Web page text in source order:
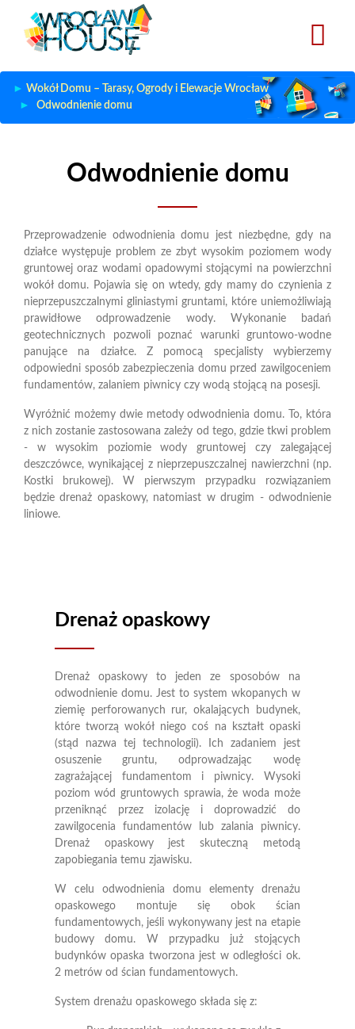
Wokół Domu – Tarasy, Ogrody i Elewacje Wrocław
Odwodnienie domu
Odwodnienie domu
Przeprowadzenie odwodnienia domu jest niezbędne, gdy na
działce występuje problem ze zbyt wysokim poziomem wody
gruntowej oraz wodami opadowymi stojącymi na powierzchni
wokół domu. Pojawia się on wtedy, gdy mamy do czynienia z
nieprzepuszczalnymi gliniastymi gruntami, które uniemożliwiają
prawidłowe odprowadzenie wody. Wykonanie badań
geotechnicznych pozwoli poznać warunki gruntowo-wodne
panujące na działce. Z pomocą specjalisty wybierzemy
odpowiedni sposób zabezpieczenia domu przed zawilgoceniem
fundamentów, zalaniem piwnicy czy wodą stojącą na posesji.
Wyróżnić możemy dwie metody odwodnienia domu. To, która
z nich zostanie zastosowana zależy od tego, gdzie tkwi problem
- w wysokim poziomie wody gruntowej czy zalegającej
deszczówce, wynikającej z nieprzepuszczalnej nawierzchni (np.
Kostki brukowej). W pierwszym przypadku rozwiązaniem
będzie drenaż opaskowy, natomiast w drugim - odwodnienie
liniowe.
Drenaż opaskowy
Drenaż opaskowy to jeden ze sposobów na
odwodnienie domu. Jest to system wkopanych w
ziemię perforowanych rur, okalających budynek,
które tworzą wokół niego coś na kształt opaski
(stąd nazwa tej technologii). Ich zadaniem jest
osuszenie gruntu, odprowadzając wodę
zagrażającej fundamentom i piwnicy. Wysoki
poziom wód gruntowych sprawia, że woda może
przeniknąć przez izolację i doprowadzić do
zawilgocenia fundamentów lub zalania piwnicy.
Drenaż opaskowy jest skuteczną metodą
zapobiegania temu zjawisku.
W celu odwodnienia domu elementy drenażu
opaskowego montuje się obok ścian
fundamentowych, jeśli wykonywany jest na etapie
budowy domu. W przypadku już stojących
budynków opaska tworzona jest w odległości ok.
2 metrów od ścian fundamentowych.
System drenażu opaskowego składa się z: